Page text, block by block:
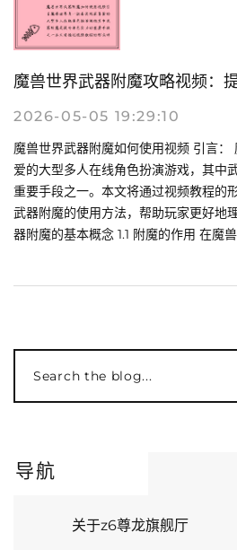
魔兽世界武器附魔攻略视频：
2026-05-05 19:29:10
魔兽世界武器附魔如何使用视频 引言
爱的大型多人在线角色扮演游戏，其中
重要手段之一。本文将通过视频教程的
武器附魔的使用方法，帮助玩家更好地
器附魔的基本概念 1.1 附魔的作用 在魔
Search the blog...
导航
关于z6尊龙旗舰厅